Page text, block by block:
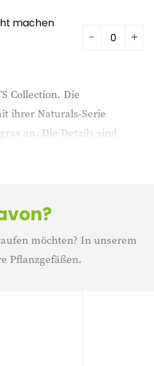
Collection. Die
ihrer Naturals-Serie
an. Die Details sind
dem Zuhause mühelos ein
machen
möchten? In unserem
Pflanzgefäßen.